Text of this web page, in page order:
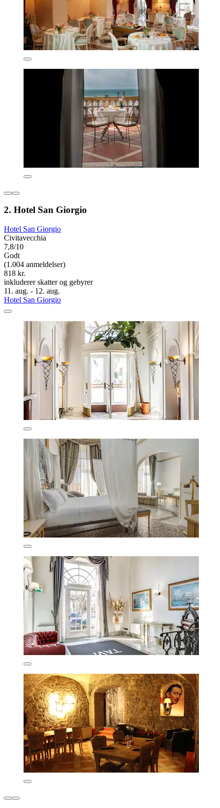
2. Hotel San Giorgio
Hotel San Giorgio
Civitavecchia
7,8/10
Godt
(1.004 anmeldelser)
818 kr.
inkluderer skatter og gebyrer
11. aug. - 12. aug.
Hotel San Giorgio